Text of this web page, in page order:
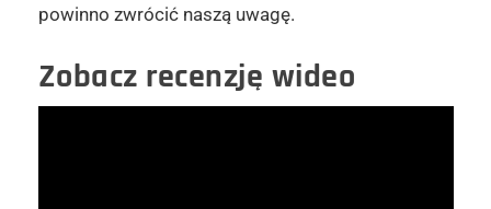
powinno zwrócić naszą uwagę.
Zobacz recenzję wideo